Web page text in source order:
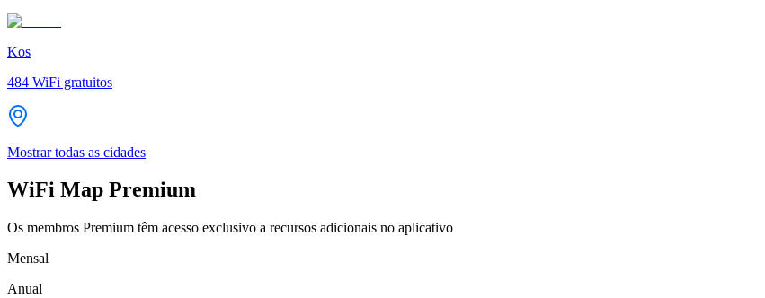
Kos
484 WiFi gratuitos
Mostrar todas as cidades
WiFi Map Premium
Os membros Premium têm acesso exclusivo a recursos adicionais no aplicativo
Mensal
Anual